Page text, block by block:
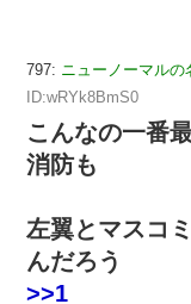
797: ニューノーマルの
ID:wRYk8BmS0
こんなの一番
消防も
左翼とマスコ
んだろう
>>1